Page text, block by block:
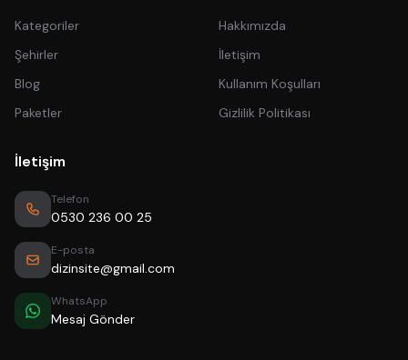
Kategoriler
Şehirler
Blog
Paketler
Hakkımızda
İletişim
Kullanım Koşulları
Gizlilik Politikası
İletişim
Telefon
0530 236 00 25
E-posta
dizinsite@gmail.com
WhatsApp
Mesaj Gönder